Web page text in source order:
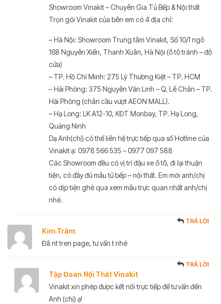
Showroom Vinakit – Chuyên Gia Tủ Bếp & Nội thất
Trọn gói Vinakit của bên em có 4 địa chỉ:
– Hà Nội: Showroom Trung tâm Vinakit, Số 10/1 ngõ
168 Nguyễn Xiển, Thanh Xuân, Hà Nội (ô tô tránh – đỗ
cửa)
– TP. Hồ Chí Minh: 275 Lý Thường Kiệt – TP. HCM
– Hải Phòng: 375 Nguyễn Văn Linh – Q. Lê Chân – TP.
Hải Phòng (chân cầu vượt AEON MALL).
– Hạ Long: LK A12-10, KĐT Monbay, TP. Hạ Long,
Quảng Ninh
Dạ Anh(chị) có thể liên hệ trực tiếp qua số Hotline của
Vinakit ạ: 0978 566 535 – 0977 097 588
Các Showroom đều có vị trí đậu xe ô tô, đi lại thuận
tiện, có đầy đủ mẫu tủ bếp – nội thất. Em mời anh/chị
có dịp tiện ghé qua xem mẫu trực quan nhất anh/chị
nhé.
Kim Trâm
TRẢ LỜI
Đã nt tren page, tư vấn t nhé
Tập Đoàn Nội Thất Vinakit
TRẢ LỜI
Vinakit xin phép được kết nối trực tiếp để tư vấn đến
Anh (chị) ạ!